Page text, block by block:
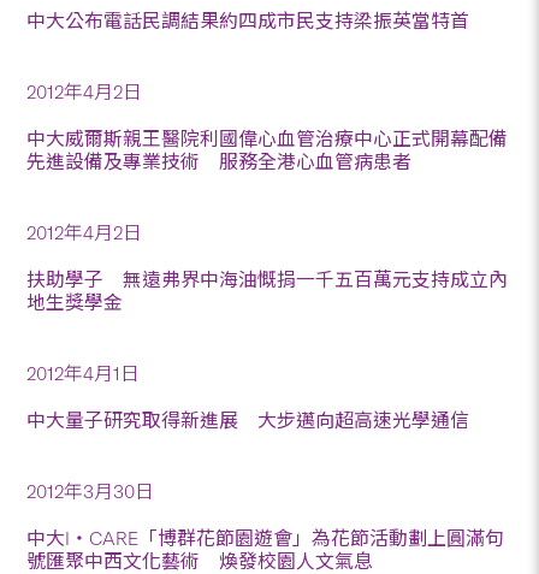
中大公布電話民調結果約四成市民支持梁振英當特首
2012年4月2日
中大威爾斯親王醫院利國偉心血管治療中心正式開幕配備
先進設備及專業技術 服務全港心血管病患者
2012年4月2日
扶助學子 無遠弗界中海油慨捐一千五百萬元支持成立內
地生獎學金
2012年4月1日
中大量子研究取得新進展 大步邁向超高速光學通信
2012年3月30日
中大I‧CARE「博群花節園遊會」為花節活動劃上圓滿句
號匯聚中西文化藝術 煥發校園人文氣息